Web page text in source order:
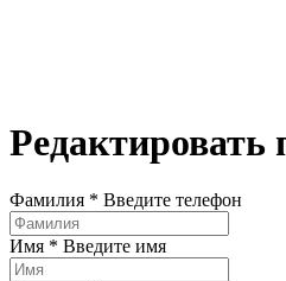
Редактировать
Фамилия * Введите телефон
Имя * Введите имя